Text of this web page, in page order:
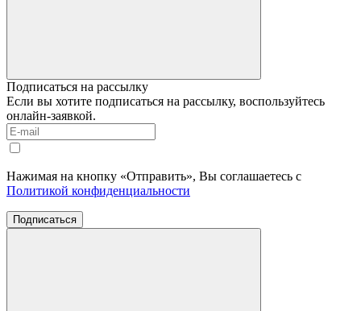
Подписаться на рассылку
Если вы хотите подписаться на рассылку, воспользуйтесь
онлайн-заявкой.
Нажимая на кнопку «Отправить», Вы соглашаетесь с
Политикой конфиденциальности
Подписаться